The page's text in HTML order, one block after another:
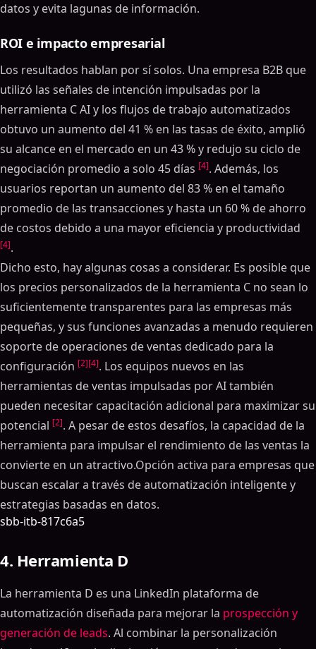
datos y evita lagunas de información.
ROI e impacto empresarial
Los resultados hablan por sí solos. Una empresa B2B que
utilizó las señales de intención impulsadas por la
herramienta C AI y los flujos de trabajo automatizados
obtuvo un aumento del 41 % en las tasas de éxito, amplió
su alcance en el mercado en un 43 % y redujo su ciclo de
negociación promedio a solo 45 días [4]. Además, los
usuarios reportan un aumento del 83 % en el tamaño
promedio de las transacciones y hasta un 60 % de ahorro
de costos debido a una mayor eficiencia y productividad
[4].
Dicho esto, hay algunas cosas a considerar. Es posible que
los precios personalizados de la herramienta C no sean lo
suficientemente transparentes para las empresas más
pequeñas, y sus funciones avanzadas a menudo requieren
soporte de operaciones de ventas dedicado para la
configuración [2][4]. Los equipos nuevos en las
herramientas de ventas impulsadas por AI también
pueden necesitar capacitación adicional para maximizar su
potencial [2]. A pesar de estos desafíos, la capacidad de la
herramienta para impulsar el rendimiento de las ventas la
convierte en un atractivo.Opción activa para empresas que
buscan escalar a través de automatización inteligente y
estrategias basadas en datos.
sbb-itb-817c6a5
4. Herramienta D
La herramienta D es una LinkedIn plataforma de
automatización diseñada para mejorar la prospección y
generación de leads. Al combinar la personalización